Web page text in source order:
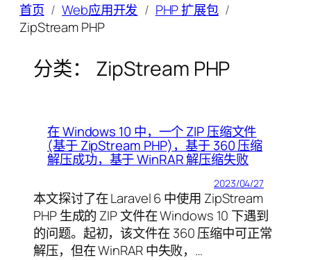
首页 Web应用开发
PHP 扩展包
ZipStream PHP
分类： ZipStream PHP
在 Windows 10 中，一个 ZIP 压缩文件
(基于 ZipStream PHP)，基于 360 压缩
解压成功，基于 WinRAR 解压缩失败
2023/04/27
本文探讨了在 Laravel 6 中使用 ZipStream
PHP 生成的 ZIP 文件在 Windows 10 下遇到
的问题。起初，该文件在 360 压缩中可正常
解压，但在 WinRAR 中失败，…